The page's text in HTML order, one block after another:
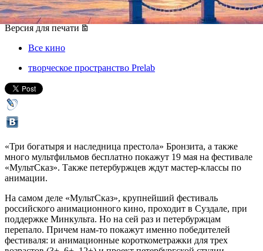
19 мая 2019, воскресенье,12.00
Версия для печати
Все кино
творческое пространство Prelab
«Три богатыря и наследница престола» Бронзита, а также
много мультфильмов бесплатно покажут 19 мая на фестивале
«МультСказ». Также петербуржцев ждут мастер-классы по
анимации.
На самом деле «МультСказ», крупнейший фестиваль
российского анимационного кино, проходит в Суздале, при
поддержке Минкульта. Но на сей раз и петербуржцам
перепало. Причем нам-то покажут именно победителей
фестиваля: и анимационные короткометражки для трех